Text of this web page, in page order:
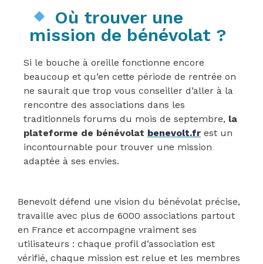
Où trouver une
mission de bénévolat ?
Si le bouche à oreille fonctionne encore
beaucoup et qu’en cette période de rentrée on
ne saurait que trop vous conseiller d’aller à la
rencontre des associations dans les
traditionnels forums du mois de septembre, la
plateforme de bénévolat benevolt.fr est un
incontournable pour trouver une mission
adaptée à ses envies.
Benevolt défend une vision du bénévolat précise,
travaille avec plus de 6000 associations partout
en France et accompagne vraiment ses
utilisateurs : chaque profil d’association est
vérifié, chaque mission est relue et les membres